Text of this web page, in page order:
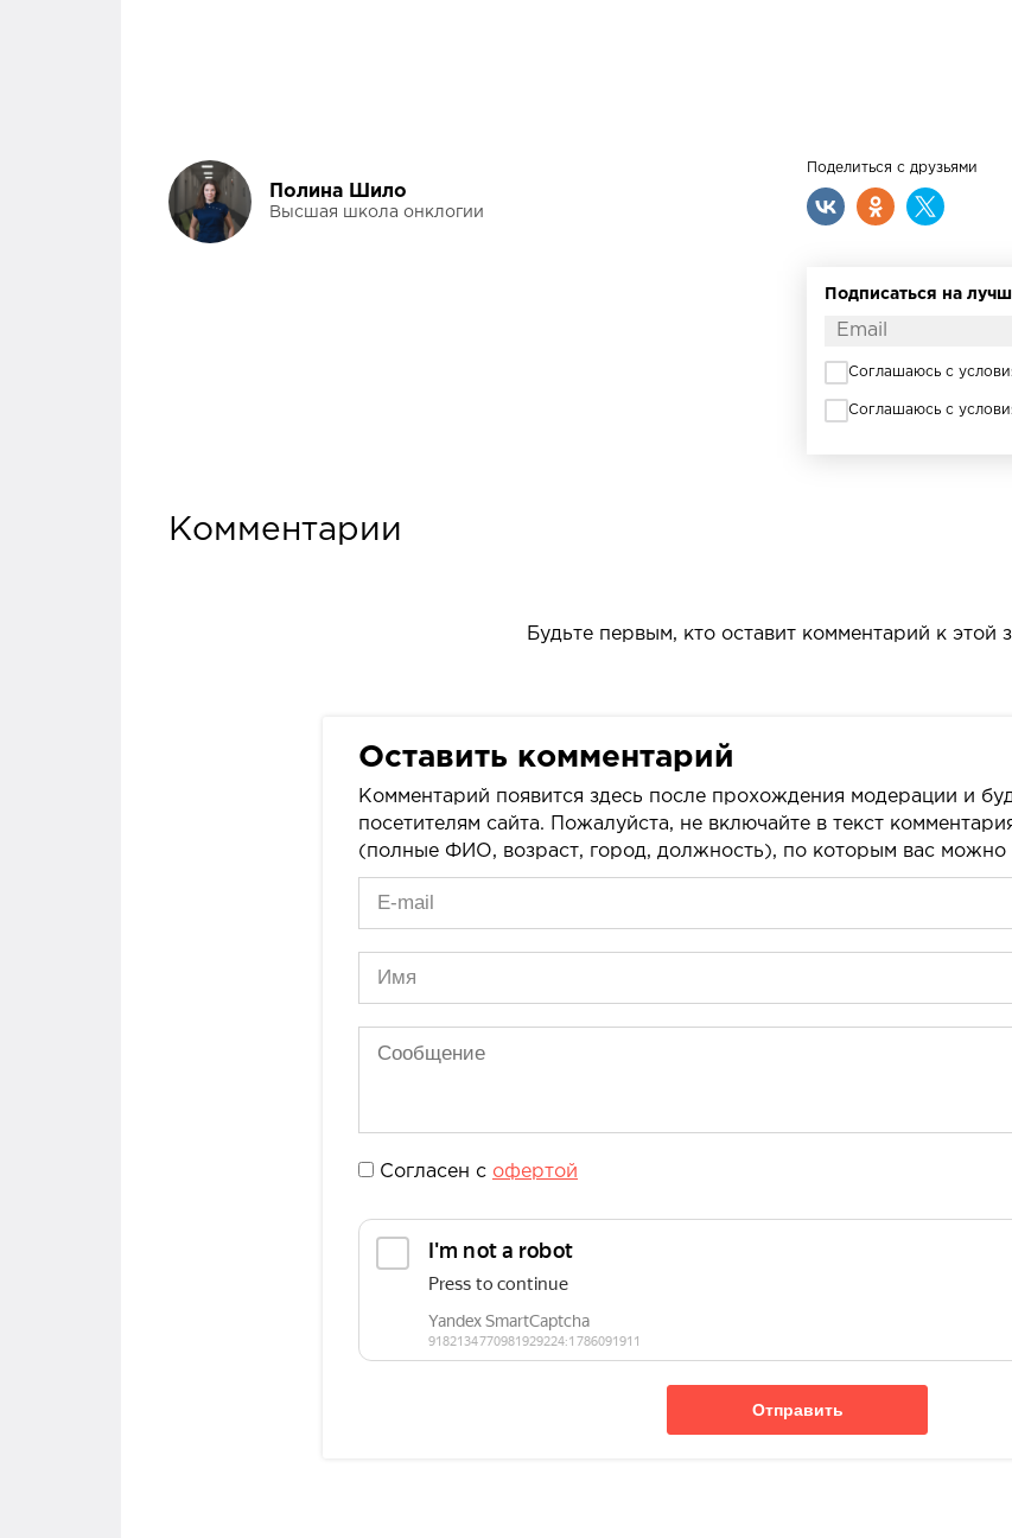
Полина Шило
Высшая школа онклогии
Поделиться с друзьями
Подписаться на
Соглашаюсь с
Соглашаюсь с
Комментарии
Будьте первым, кто оставит комментарий к этой
Оставить комментарий
Комментарий появится здесь после прохождения модерации и
посетителям сайта. Пожалуйста, не включайте в текст
(полные ФИО, возраст, город, должность), по которым вас можно
Согласен с офертой
Отправить